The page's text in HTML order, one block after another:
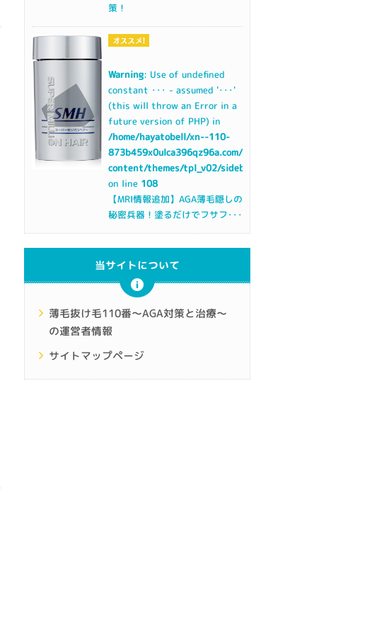
策！
Warning: Use of undefined
constant ･･･ - assumed '･･･'
(this will throw an Error in a
future version of PHP) in
/home/hayatobell/xn--110-
873b459x0ulca396qz96a.com/public_html/wp-
content/themes/tpl_v02/sidebar.php
on line 108
【MRI情報追加】AGA薄毛隠しの
秘密兵器！塗るだけでフサフ･･･
当サイトについて
薄毛抜け毛110番～AGA対策と治療～
の運営者情報
サイトマップページ